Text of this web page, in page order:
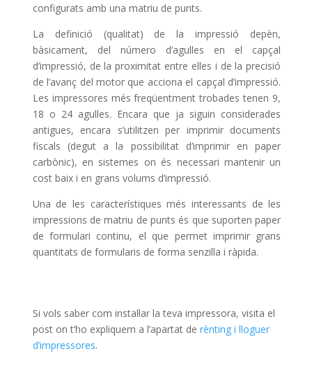
configurats amb una matriu de punts.
La definició (qualitat) de la impressió depèn,
bàsicament, del número d’agulles en el capçal
d’impressió, de la proximitat entre elles i de la precisió
de l’avanç del motor que acciona el capçal d’impressió.
Les impressores més freqüentment trobades tenen 9,
18 o 24 agulles. Encara que ja siguin considerades
antigues, encara s’utilitzen per imprimir documents
fiscals (degut a la possibilitat d’imprimir en paper
carbònic), en sistemes on és necessari mantenir un
cost baix i en grans volums d’impressió.
Una de les característiques més interessants de les
impressions de matriu de punts és que suporten paper
de formulari continu, el que permet imprimir grans
quantitats de formularis de forma senzilla i ràpida.
Si vols saber com instal·lar la teva impressora, visita el
post on t’ho expliquem a l’apartat de rènting i lloguer
d’impressores.